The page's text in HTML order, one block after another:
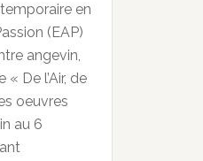
en
(EAP)
angevin,
« De l’Air, de
oeuvres
au 6